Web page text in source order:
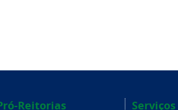
Reitorias Serviços